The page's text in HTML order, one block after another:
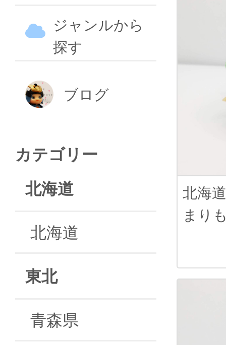
ジャンルから
探す
ブログ
カテゴリー
北海道
北海道
東北
青森県
北海道
まり